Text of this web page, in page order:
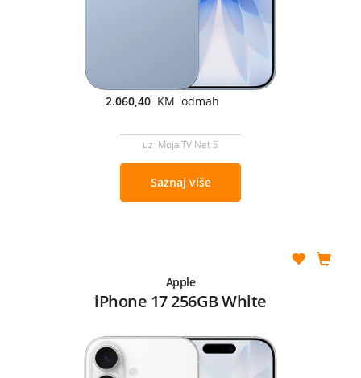
2.060,40 KM odmah
uz Moja TV Net S
Saznaj više
Apple
iPhone 17 256GB White